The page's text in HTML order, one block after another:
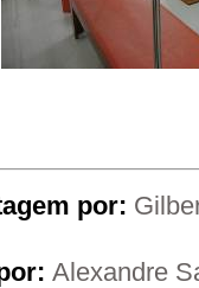
por:
Alexandre